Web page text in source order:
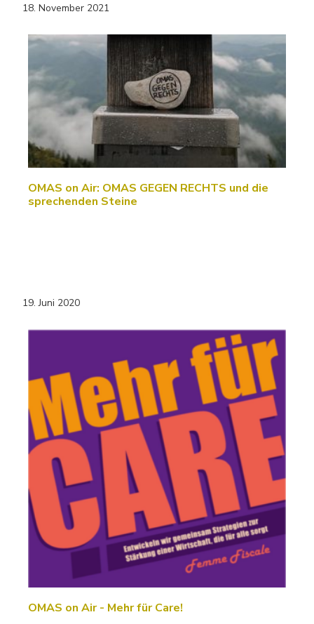
18. November 2021
OMAS on Air: OMAS GEGEN RECHTS und die
sprechenden Steine
19. Juni 2020
OMAS on Air - Mehr für Care!